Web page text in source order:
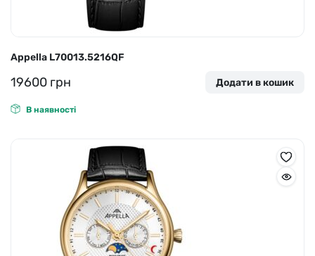
Appella L70013.5216QF
19600 грн Додати в кошик
В наявності